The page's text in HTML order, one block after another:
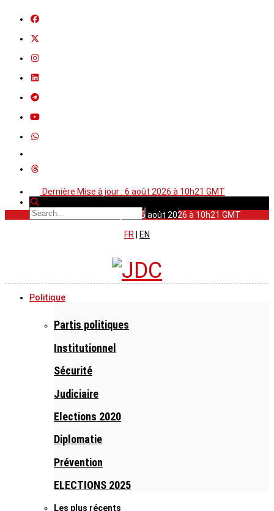
Dernière Mise à jour : 6 août 2026 à 10h21 GMT
Dernière Mise à jour : 6 août 2026 à 10h21 GMT
FR
EN
Politique
Partis politiques
Institutionnel
Sécurité
Judiciaire
Elections 2020
Diplomatie
Prévention
ELECTIONS 2025
Les plus récents